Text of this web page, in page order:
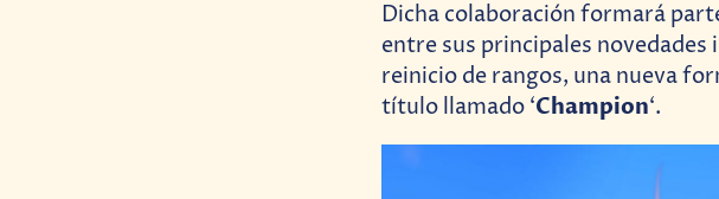
Dicha colaboración formará
entre sus principales novedades
reinicio de rangos, una nueva
título llamado ‘Champion‘.